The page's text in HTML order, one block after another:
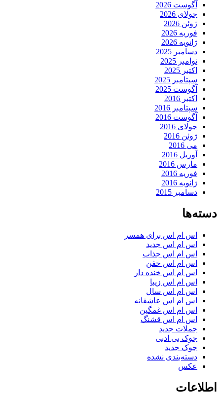
آگوست 2026
جولای 2026
ژوئن 2026
فوریه 2026
ژانویه 2026
دسامبر 2025
نوامبر 2025
اکتبر 2025
سپتامبر 2025
آگوست 2025
اکتبر 2016
سپتامبر 2016
آگوست 2016
جولای 2016
ژوئن 2016
می 2016
آوریل 2016
مارس 2016
فوریه 2016
ژانویه 2016
دسامبر 2015
دسته‌ها
اس ام اس برای همسر
اس ام اس جدید
اس ام اس جذاب
اس ام اس خفن
اس ام اس خنده دار
اس ام اس زیبا
اس ام اس سال
اس ام اس عاشقانه
اس ام اس غمگین
اس ام اس قشنگ
جملات جدید
جوک بی ادبی
جوک جدید
دسته‌بندی نشده
عکس
اطلاعات